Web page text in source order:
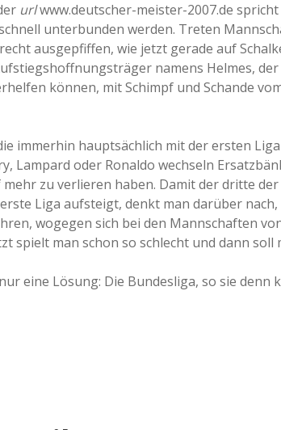
urlwww.deutscher-meister-2007.de
unterbunden werden. Treten
ausgepfiffen, wie jetzt gerade auf
namens Helmes,
können, mit Schimpf und Schande
immerhin hauptsächlich mit der ersten
Lampard oder Ronaldo wechseln
zu verlieren haben. Damit der dritte
Liga aufsteigt, denkt man darüber
wogegen sich bei den Mannschaften
spielt man schon so schlecht und dann soll
eine Lösung: Die Bundesliga, so sie